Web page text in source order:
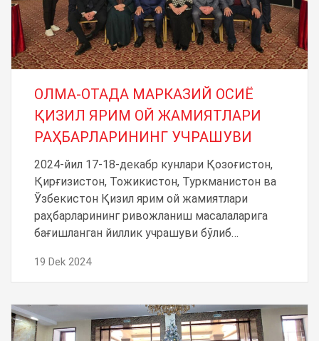
ОЛМА-ОТАДА МАРКАЗИЙ ОСИЁ
ҚИЗИЛ ЯРИМ ОЙ ЖАМИЯТЛАРИ
РАҲБАРЛАРИНИНГ УЧРАШУВИ
2024-йил 17-18-декабр кунлари Қозоғистон,
Қирғизистон, Тожикистон, Туркманистон ва
Ўзбекистон Қизил ярим ой жамиятлари
раҳбарларининг ривожланиш масалаларига
бағишланган йиллик учрашуви бўлиб…
19 Dek 2024